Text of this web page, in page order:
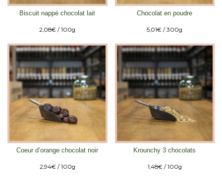
Biscuit nappé chocolat lait
2,08€ / 100g
Chocolat en poudre
5,01€ / 300g
Coeur d’orange chocolat noir
2,94€ / 100g
Krounchy 3 chocolats
1,48€ / 100g